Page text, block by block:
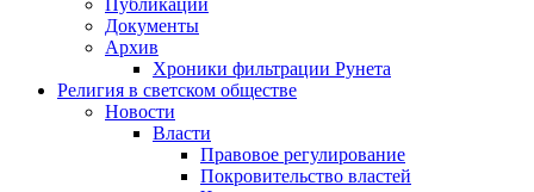
Публикации
Документы
Архив
Хроники фильтрации Рунета
Религия в светском обществе
Новости
Власти
Правовое регулирование
Покровительство властей